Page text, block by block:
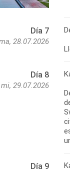
Día 7
28.07.2026
Día 8
mi, 29.07.2026
Día 9